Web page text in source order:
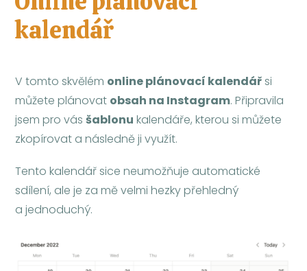
kalendář
V tomto skvělém online plánovací kalendářsi
můžete plánovat obsah na Instagram. Připravila
jsem pro vásšablonu kalendáře, kterou si můžete
zkopírovat a následně ji využít.
Tento kalendář sice neumožňuje automatické
sdílení, ale je za mě velmi hezky přehledný
a jednoduchý.